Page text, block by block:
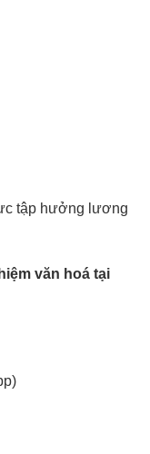
tập hưởng lương
văn hoá tại